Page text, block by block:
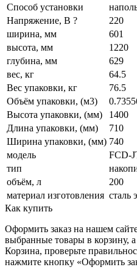
Способ установки
Напряжение, В ?
220
ширина, мм
601
высота, мм
1220
глубина, мм
629
вес, кг
64.5
Вес упаковки, кг
76.5
Объём упаковки, (м3)
Высота упаковки, (мм)
1400
Длина упаковки, (мм)
710
Ширина упаковки, (мм) 740
модель
FCD-
тип
объём, л
200
материал изготовления сталь
Как купить
Оформить заказ на нашем
выбранные товары в корзину,
Корзина, проверьте
нажмите кнопку «Оформить